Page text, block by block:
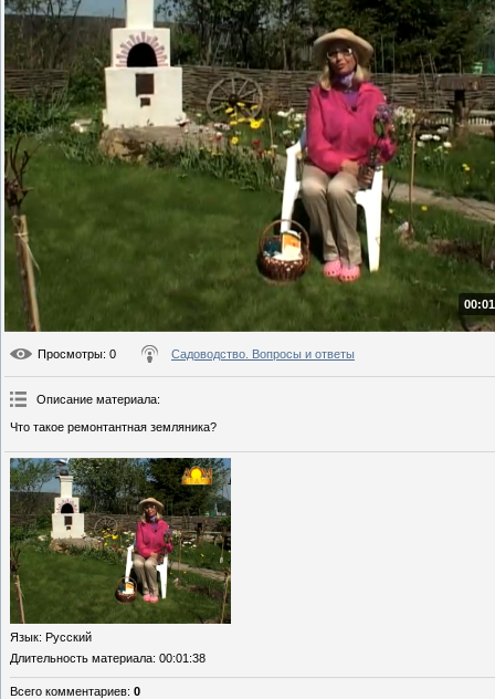
Просмотры: 0 Садоводство. Вопросы и ответы
Описание материала:
Что такое ремонтантная земляника?
Язык: Русский
Длительность материала: 00:01:38
Всего комментариев: 0